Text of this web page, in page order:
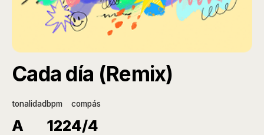
Cada día (Remix)
tonalidad
A
bpm
122
compás
4/4